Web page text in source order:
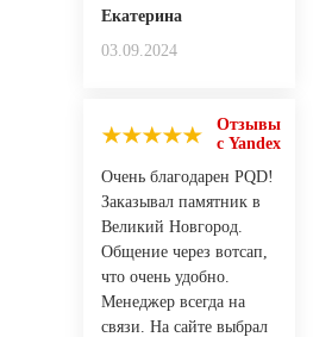
Екатерина
03.09.2024
Отзывы
с Yandex
Очень благодарен PQD!
Заказывал памятник в
Великий Новгород.
Общение через вотсап,
что очень удобно.
Менеджер всегда на
связи. На сайте выбрал